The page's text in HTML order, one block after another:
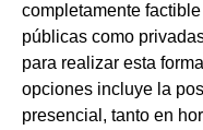
completamente
públicas como
para realizar esta
opciones incluye la
presencial, tanto en